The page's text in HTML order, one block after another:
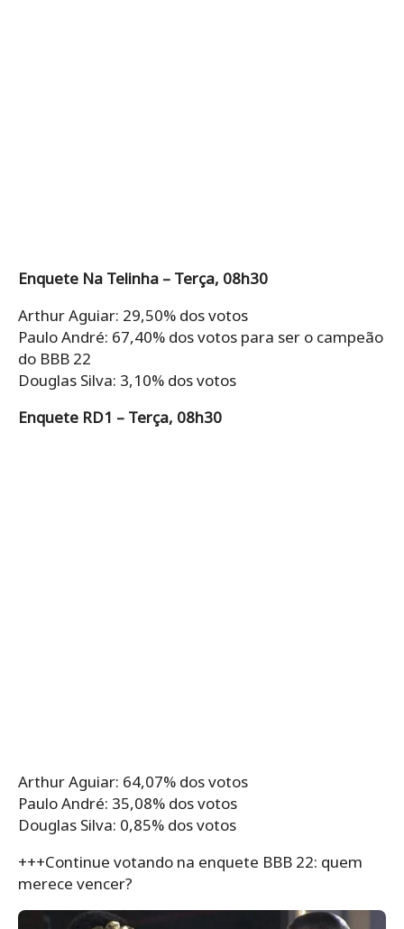
Enquete Na Telinha – Terça, 08h30
Arthur Aguiar: 29,50% dos votos
Paulo André: 67,40% dos votos para ser o campeão
do BBB 22
Douglas Silva: 3,10% dos votos
Enquete RD1 – Terça, 08h30
Arthur Aguiar: 64,07% dos votos
Paulo André: 35,08% dos votos
Douglas Silva: 0,85% dos votos
+++Continue votando na enquete BBB 22: quem
merece vencer?